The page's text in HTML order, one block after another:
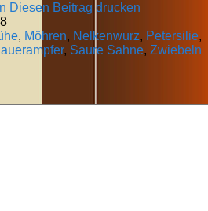
Diesen Beitrag drucken
, Möhren, Nelkenwurz, Petersilie,
, Saure Sahne, Zwiebeln